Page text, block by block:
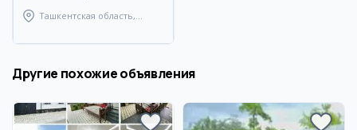
Ташкентская область,
Другие похожие объявления